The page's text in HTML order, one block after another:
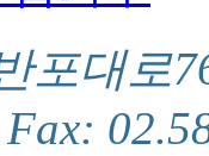
포대로